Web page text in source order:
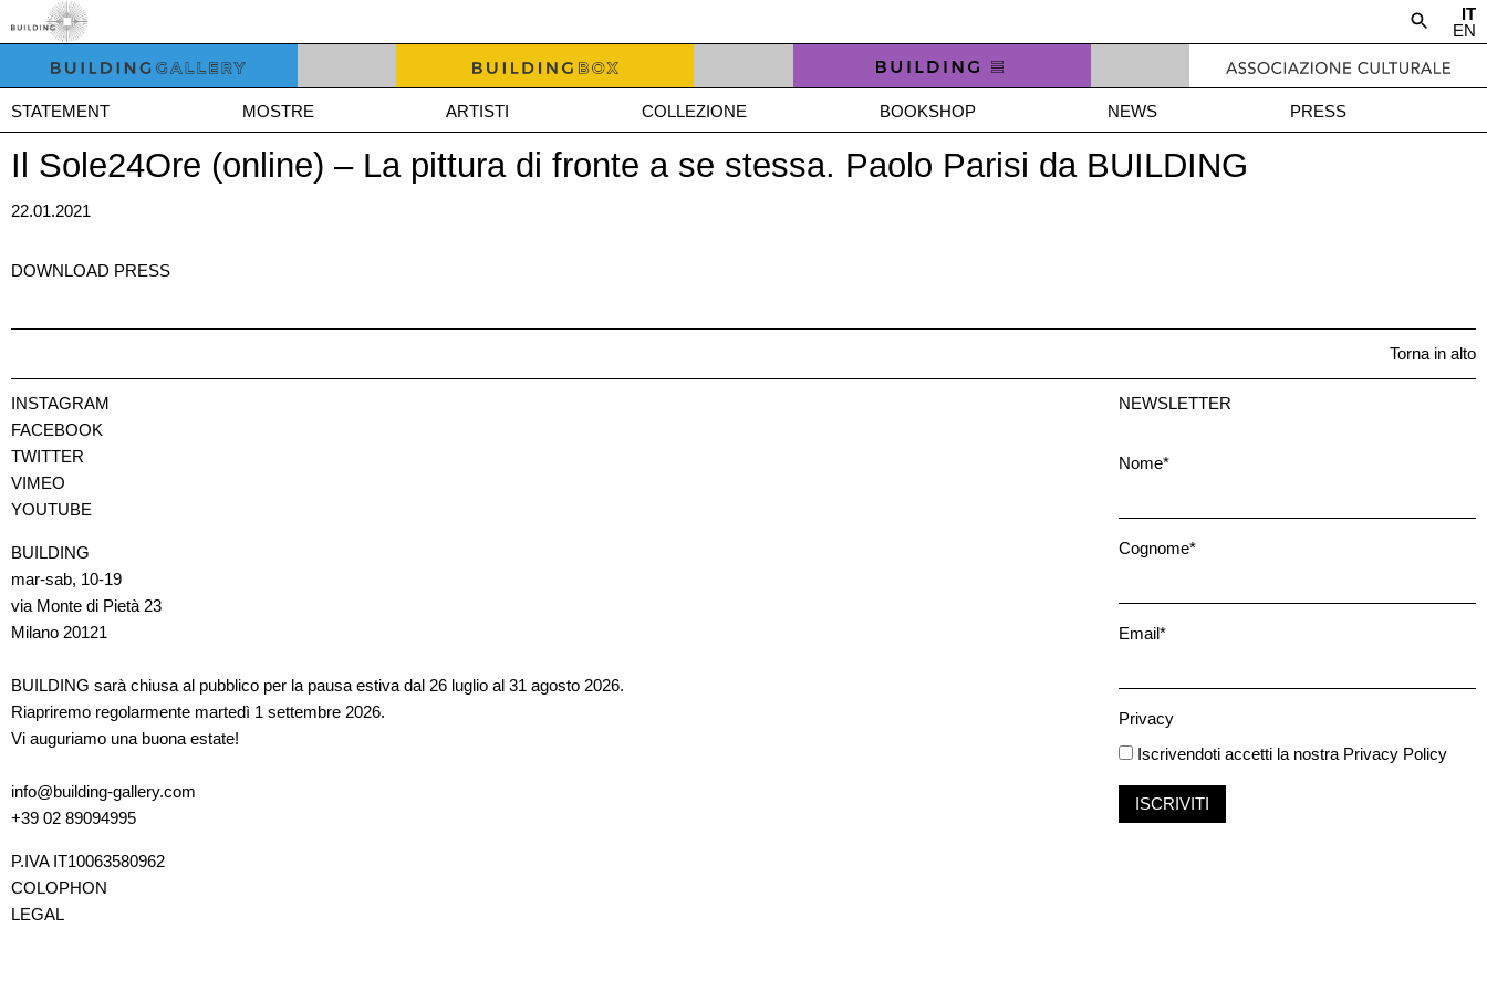
IT
EN
STATEMENT MOSTRE ARTISTI COLLEZIONE BOOKSHOP NEWS PRESS
Il Sole24Ore (online) – La pittura di fronte a se stessa. Paolo Parisi da BUILDING
22.01.2021
DOWNLOAD PRESS
Torna in alto
INSTAGRAM
FACEBOOK
TWITTER
VIMEO
YOUTUBE
BUILDING
mar-sab, 10-19
via Monte di Pietà 23
Milano 20121
BUILDING sarà chiusa al pubblico per la pausa estiva dal 26 luglio al 31 agosto 2026.
Riapriremo regolarmente martedì 1 settembre 2026.
Vi auguriamo una buona estate!
info@building-gallery.com
+39 02 89094995
P.IVA IT10063580962
COLOPHON
LEGAL
NEWSLETTER
Nome*
Cognome*
Email*
Privacy
Iscrivendoti accetti la nostra Privacy Policy
ISCRIVITI